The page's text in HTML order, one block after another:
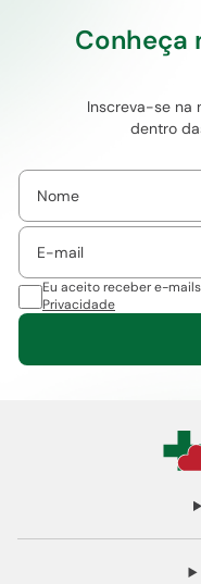
Conheça
Inscreva-se na
dentro
Eu aceito receber e-
Privacidade